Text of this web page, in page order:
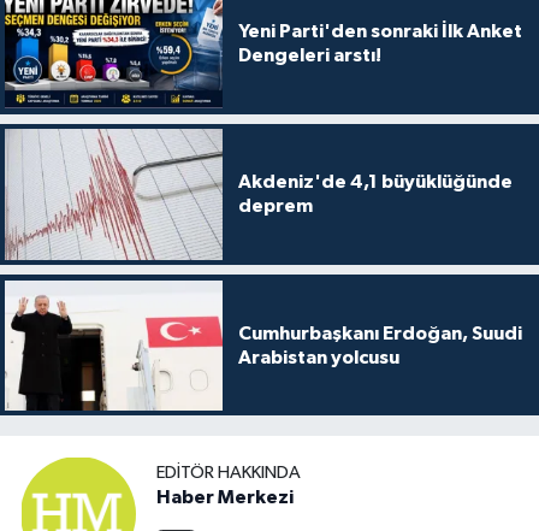
Yeni Parti'den sonraki İlk Anket
Dengeleri arstı!
Akdeniz'de 4,1 büyüklüğünde
deprem
Cumhurbaşkanı Erdoğan, Suudi
Arabistan yolcusu
EDITÖR HAKKINDA
Haber Merkezi